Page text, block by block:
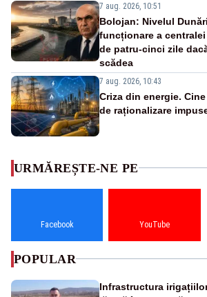
7 aug. 2026, 10:51
Bolojan: Nivelul
funcționare a
de patru-cinci zile
scădea
7 aug. 2026, 10:43
Criza din energie.
de raționalizare
URMĂREȘTE-NE PE
Facebook YouTube
POPULAR
Infrastructura